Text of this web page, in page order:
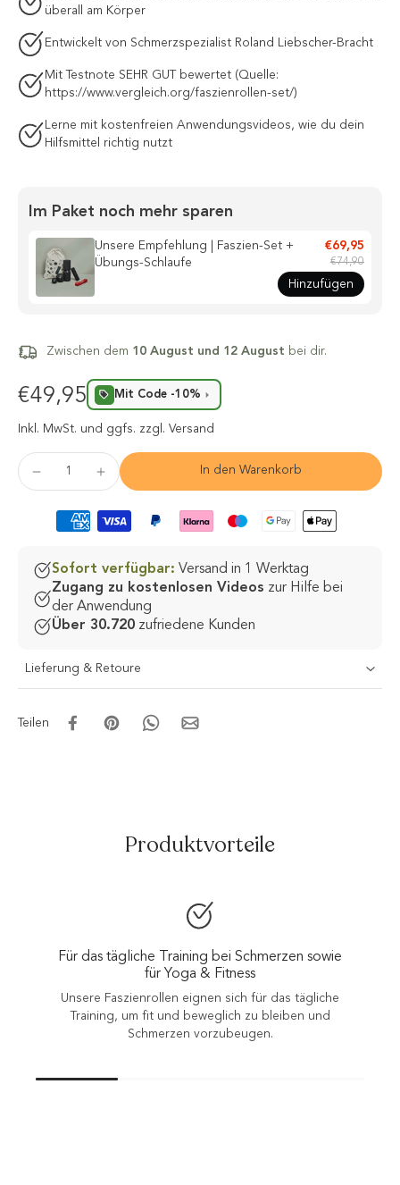
überall am Körper
Entwickelt von Schmerzspezialist Roland Liebscher-Bracht
Mit Testnote SEHR GUT bewertet (Quelle:
https://www.vergleich.org/faszienrollen-set/)
Lerne mit kostenfreien Anwendungsvideos, wie du dein
Hilfsmittel richtig nutzt
Im Paket noch mehr sparen
Unsere Empfehlung | Faszien-Set +
Übungs-Schlaufe
€69,95
€74,90
Hinzufügen
Zwischen dem 10 August und 12 August bei dir.
€49,95 Mit Code -10%
Inkl. MwSt. und ggfs. zzgl. Versand
In den Warenkorb
Sofort verfügbar: Versand in 1 Werktag
Zugang zu kostenlosen Videos zur Hilfe bei
der Anwendung
Über 30.720 zufriedene Kunden
Lieferung & Retoure
Teilen
Produktvorteile
Für das tägliche Training bei Schmerzen sowie
für Yoga & Fitness
Unsere Faszienrollen eignen sich für das tägliche
Training, um fit und beweglich zu bleiben und
Schmerzen vorzubeugen.